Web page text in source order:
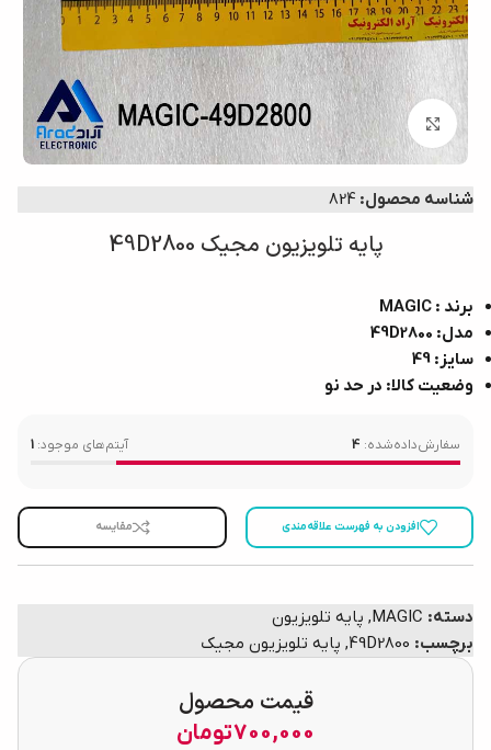
برای بزرگ‌نمایی کلیک کنید
شناسه محصول: 824
پایه تلویزیون مجیک 49D2800
برند : MAGIC
مدل: 49D2800
سایز: 49
وضعیت کالا: در حد نو
سفارش‌داده‌شده: 4 آیتم‌های موجود: 1
افزودن به فهرست علاقه‌مندی مقایسه
دسته: MAGIC
, پایه تلویزیون
برچسب: 49D2800
, پایه تلویزیون مجیک
قیمت محصول
700,000تومان